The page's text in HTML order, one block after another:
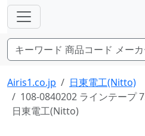
Airis1.co.jp
日東電工(Nitto)
108-0840202 ラインテープ
日東電工(Nitto)